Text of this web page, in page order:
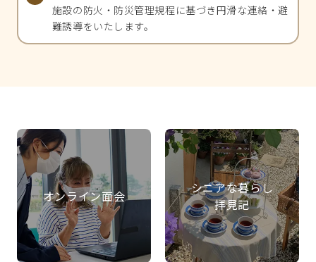
施設の防火・防災管理規程に基づき円滑な連絡・避
難誘導をいたします。
オンライン面会
シニアな暮らし
拝見記